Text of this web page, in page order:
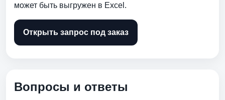
может быть выгружен в Excel.
Открыть запрос под заказ
Вопросы и ответы